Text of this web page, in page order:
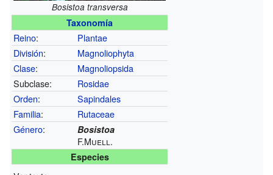
Bosistoa transversa
Taxonomía
Reino:
Plantae
División:
Magnoliophyta
Clase:
Magnoliopsida
Subclase:
Rosidae
Orden:
Sapindales
Familia:
Rutaceae
Género: Bosistoa
F.Muell.
Especies